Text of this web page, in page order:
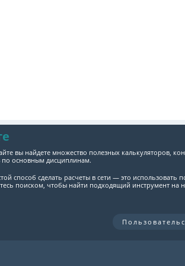
вы найдете множество полезных калькуляторов,
по основным дисциплинам.
способ сделать расчеты в сети — это использовать
поиском, чтобы найти подходящий инструмент на